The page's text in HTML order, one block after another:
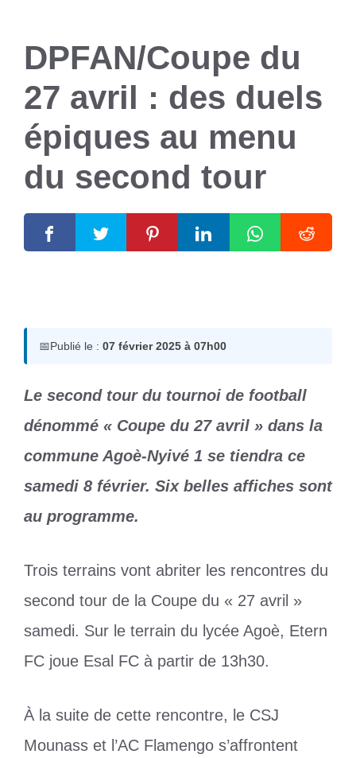
DPFAN/Coupe du
27 avril : des duels
épiques au menu
du second tour
📅Publié le : 07 février 2025 à 07h00
Le second tour du tournoi de football
dénommé « Coupe du 27 avril » dans la
commune Agoè-Nyivé 1 se tiendra ce
samedi 8 février. Six belles affiches sont
au programme.
Trois terrains vont abriter les rencontres du
second tour de la Coupe du « 27 avril »
samedi. Sur le terrain du lycée Agoè, Etern
FC joue Esal FC à partir de 13h30.
À la suite de cette rencontre, le CSJ
Mounass et l’AC Flamengo s’affrontent